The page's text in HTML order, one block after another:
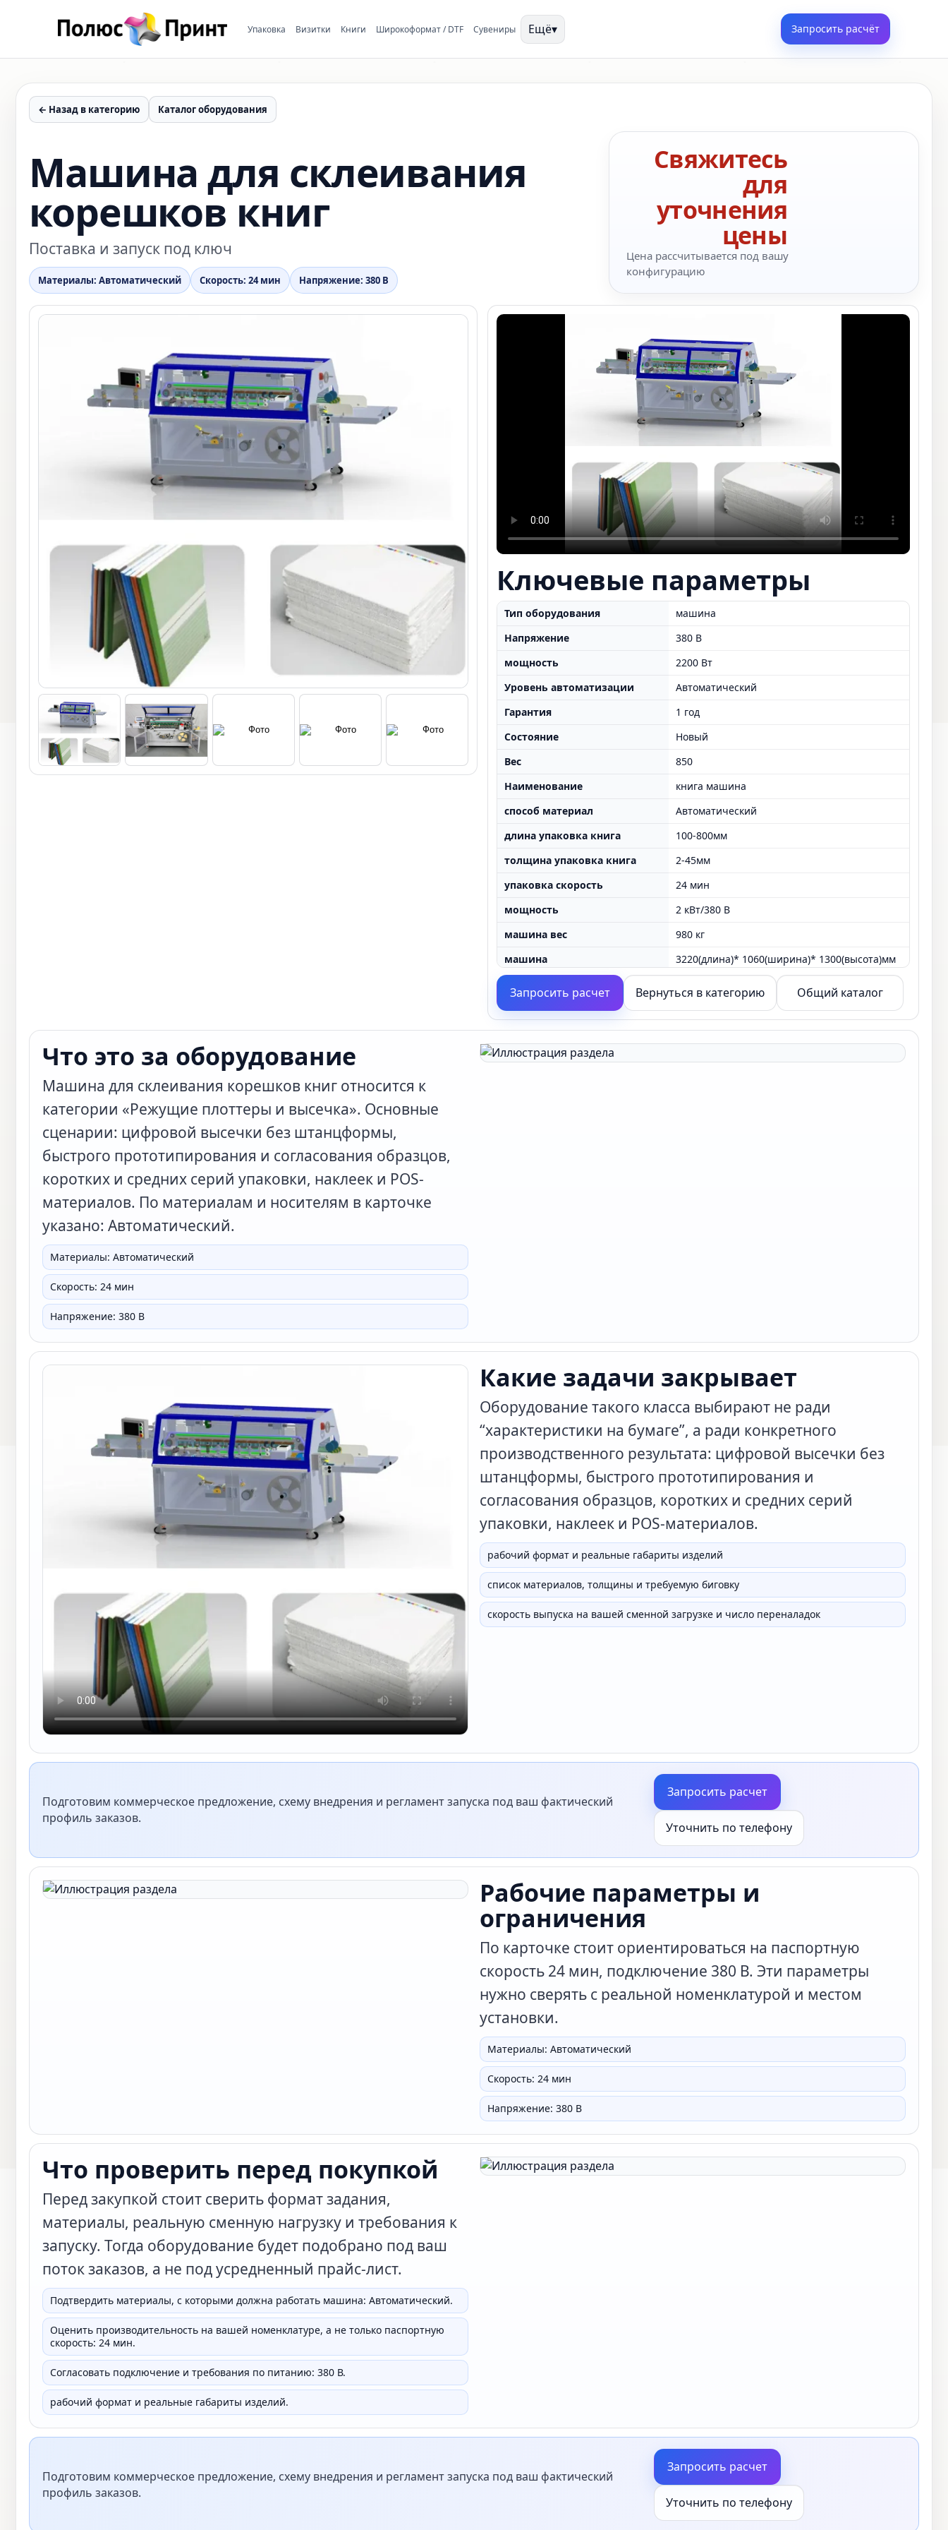
Упаковка Визитки Книги Широкоформат / DTF Сувениры Ещё▾ Запросить расчёт
← Назад в категорию Каталог оборудования
Машина для склеивания
корешков книг
Поставка и запуск под ключ
Материалы: Автоматический Скорость: 24 мин Напряжение: 380 В
Свяжитесь
для
уточнения
цены
Цена рассчитывается под вашу
конфигурацию
Ключевые параметры
Тип оборудования
машина
Напряжение
380 В
мощность
2200 Вт
Уровень автоматизации
Автоматический
Гарантия
1 год
Состояние
Новый
Вес
850
Наименование
книга машина
способ материал
Автоматический
длина упаковка книга
100-800мм
толщина упаковка книга
2-45мм
упаковка скорость
24 мин
мощность
2 кВт/380 В
машина вес
980 кг
машина
3220(длина)* 1060(ширина)* 1300(высота)мм
подходит материал
книга
упаковка деталь
деревянный для книга машина книга машина
поставка деталь
Запросить расчет Вернуться в категорию Общий каталог
Что это за оборудование
Машина для склеивания корешков книг относится к
категории «Режущие плоттеры и высечка». Основные
сценарии: цифровой высечки без штанцформы,
быстрого прототипирования и согласования образцов,
коротких и средних серий упаковки, наклеек и POS-
материалов. По материалам и носителям в карточке
указано: Автоматический.
Материалы: Автоматический
Скорость: 24 мин
Напряжение: 380 В
Какие задачи закрывает
Оборудование такого класса выбирают не ради
“характеристики на бумаге”, а ради конкретного
производственного результата: цифровой высечки без
штанцформы, быстрого прототипирования и
согласования образцов, коротких и средних серий
упаковки, наклеек и POS-материалов.
рабочий формат и реальные габариты изделий
список материалов, толщины и требуемую биговку
скорость выпуска на вашей сменной загрузке и число переналадок
Подготовим коммерческое предложение, схему внедрения и регламент запуска под ваш фактический
профиль заказов.
Запросить расчет
Уточнить по телефону
Рабочие параметры и
ограничения
По карточке стоит ориентироваться на паспортную
скорость 24 мин, подключение 380 В. Эти параметры
нужно сверять с реальной номенклатурой и местом
установки.
Материалы: Автоматический
Скорость: 24 мин
Напряжение: 380 В
Что проверить перед покупкой
Перед закупкой стоит сверить формат задания,
материалы, реальную сменную нагрузку и требования к
запуску. Тогда оборудование будет подобрано под ваш
поток заказов, а не под усредненный прайс-лист.
Подтвердить материалы, с которыми должна работать машина: Автоматический.
Оценить производительность на вашей номенклатуре, а не только паспортную
скорость: 24 мин.
Согласовать подключение и требования по питанию: 380 В.
рабочий формат и реальные габариты изделий.
Подготовим коммерческое предложение, схему внедрения и регламент запуска под ваш фактический
профиль заказов.
Запросить расчет
Уточнить по телефону